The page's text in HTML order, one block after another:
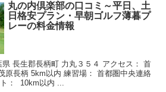
丸の内倶楽部の口コミ～平日、土
日格安プラン・早朝ゴルフ薄暮プ
レーの料金情報
長生郡長柄町 力丸３５４ アクセス： 首
原長柄 5km以内 練習場： 首都圏中央連絡
： 10km以内 ...